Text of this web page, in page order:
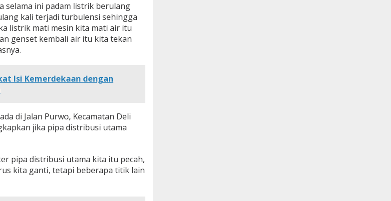
selama ini padam listrik berulang
kali terjadi turbulensi sehingga
listrik mati mesin kita mati air itu
genset kembali air itu kita tekan
Isi Kemerdekaan dengan
di Jalan Purwo, Kecamatan Deli
jika pipa distribusi utama
pipa distribusi utama kita itu pecah,
kita ganti, tetapi beberapa titik lain